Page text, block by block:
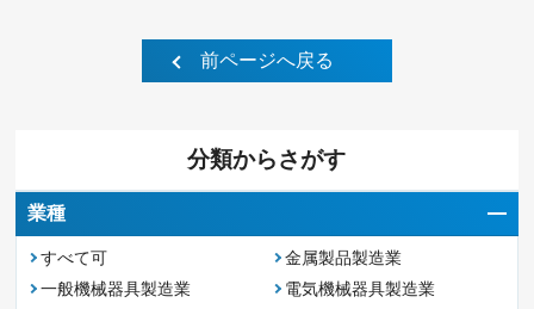
前ページへ戻る
分類からさがす
業種
すべて可
金属製品製造業
一般機械器具製造業
電気機械器具製造業